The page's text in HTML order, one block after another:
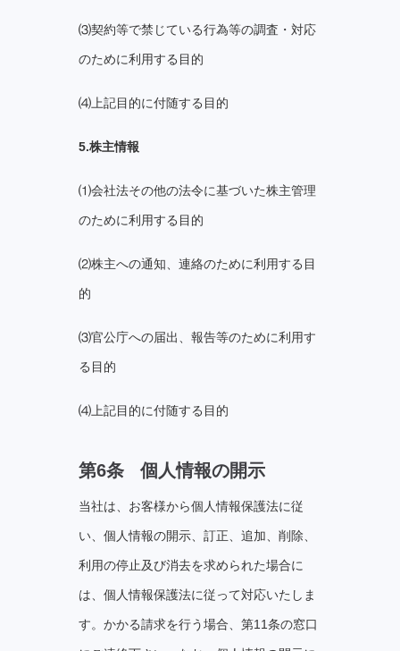
⑶契約等で禁じている行為等の調査・対応
のために利用する目的
⑷上記目的に付随する目的
5.株主情報
⑴会社法その他の法令に基づいた株主管理
のために利用する目的
⑵株主への通知、連絡のために利用する目
的
⑶官公庁への届出、報告等のために利用す
る目的
⑷上記目的に付随する目的
第6条 個⼈情報の開⽰
当社は、お客様から個人情報保護法に従
い、個⼈情報の開⽰、訂正、追加、削除、
利用の停止及び消去を求められた場合に
は、個人情報保護法に従って対応いたしま
す。かかる請求を行う場合、第11条の窓口